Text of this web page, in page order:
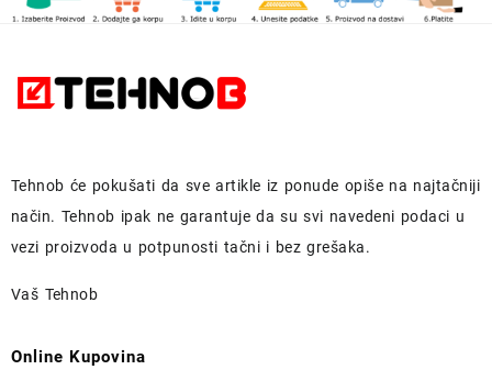
Tehnob će pokušati da sve artikle iz ponude opiše na najtačniji
način. Tehnob ipak ne garantuje da su svi navedeni podaci u
vezi proizvoda u potpunosti tačni i bez grešaka.
Vaš Tehnob
Online Kupovina